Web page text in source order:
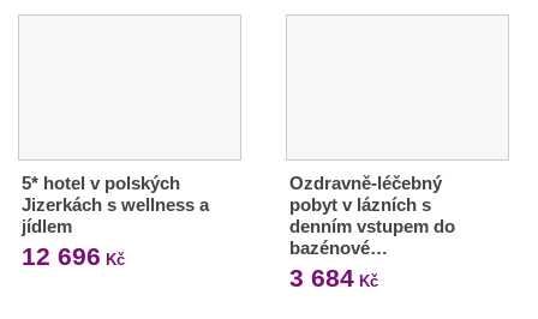
5* hotel v polských
Jizerkách s wellness a
jídlem
12 696 Kč
Ozdravně-léčebný
pobyt v lázních s
denním vstupem do
bazénové…
3 684Kč